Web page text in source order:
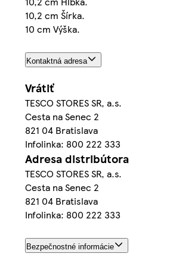
10,2 cm Šírka.
10 cm Výška.
Kontaktná adresa
Vrátiť
TESCO STORES SR, a.s.
Cesta na Senec 2
821 04 Bratislava
Infolinka: 800 222 333
Adresa distribútora
TESCO STORES SR, a.s.
Cesta na Senec 2
821 04 Bratislava
Infolinka: 800 222 333
Bezpečnostné informácie